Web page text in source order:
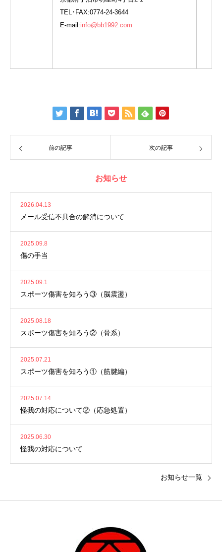
TEL･FAX:0774-24-3644
E-mail:info@bb1992.com
前の記事 次の記事
お知らせ
2026.04.13
メール受信不具合の解消について
2025.09.8
傷の手当
2025.09.1
スポーツ傷害を知ろう③（脳震盪）
2025.08.18
スポーツ傷害を知ろう②（骨系）
2025.07.21
スポーツ傷害を知ろう①（筋腱編）
2025.07.14
怪我の対応について②（応急処置）
2025.06.30
怪我の対応について
お知らせ一覧